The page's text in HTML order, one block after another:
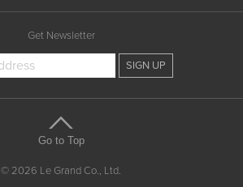
Get Newsletter
Go to Top
© 2026 Le Grand Co., Ltd.